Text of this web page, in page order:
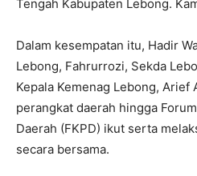
Tengah Kabupaten Lebong.
Dalam kesempatan itu, Hadir
Lebong, Fahrurrozi, Sekda
Kepala Kemenag Lebong, Arief
perangkat daerah hingga
Daerah (FKPD) ikut serta
secara bersama.